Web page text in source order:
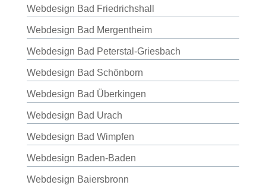
Webdesign Bad Friedrichshall
Webdesign Bad Mergentheim
Webdesign Bad Peterstal-Griesbach
Webdesign Bad Schönborn
Webdesign Bad Überkingen
Webdesign Bad Urach
Webdesign Bad Wimpfen
Webdesign Baden-Baden
Webdesign Baiersbronn